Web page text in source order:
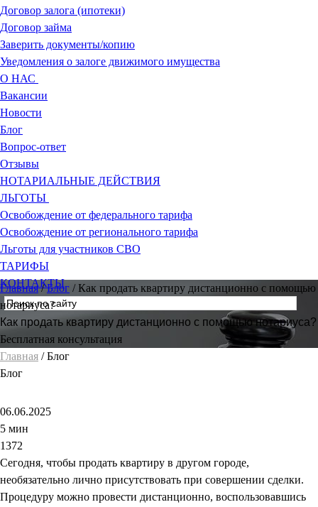
Договор залога (ипотеки)
Договор займа
Заверить документы/копию
Уведомления о залоге движимого имущества
О НАС
Вакансии
Новости
Блог
Вопрос-ответ
Отзывы
НОТАРИАЛЬНЫЕ ДЕЙСТВИЯ
ЛЬГОТЫ
Освобождение от федерального тарифа
Освобождение от регионального тарифа
Льготы для участников СВО
ТАРИФЫ
КОНТАКТЫ
Главная / Блог / Как продать квартиру дистанционно с помощью
нотариуса?
Как продать квартиру дистанционно с помощью нотариуса?
Бесплатная консультация
Главная / Блог
Блог
06.06.2025
5 мин
1372
Сегодня, чтобы продать квартиру в другом городе,
необязательно лично присутствовать при совершении сделки.
Процедуру можно провести дистанционно, воспользовавшись